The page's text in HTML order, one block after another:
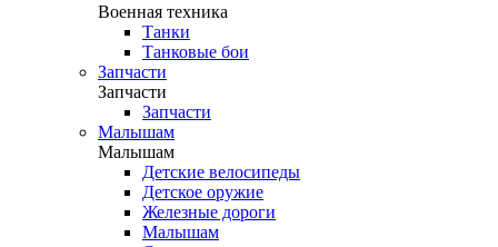
Военная техника
Танки
Танковые бои
Запчасти
Запчасти
Запчасти
Малышам
Малышам
Детские велосипеды
Детское оружие
Железные дороги
Малышам